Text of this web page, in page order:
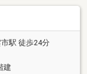
駅 徒歩24分
建